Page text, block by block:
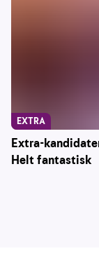
Extra-
Helt fantastisk
EXTRA